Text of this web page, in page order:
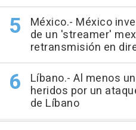
México.- México
de un 'streamer'
retransmisión en
Líbano.- Al menos
heridos por un
de Líbano